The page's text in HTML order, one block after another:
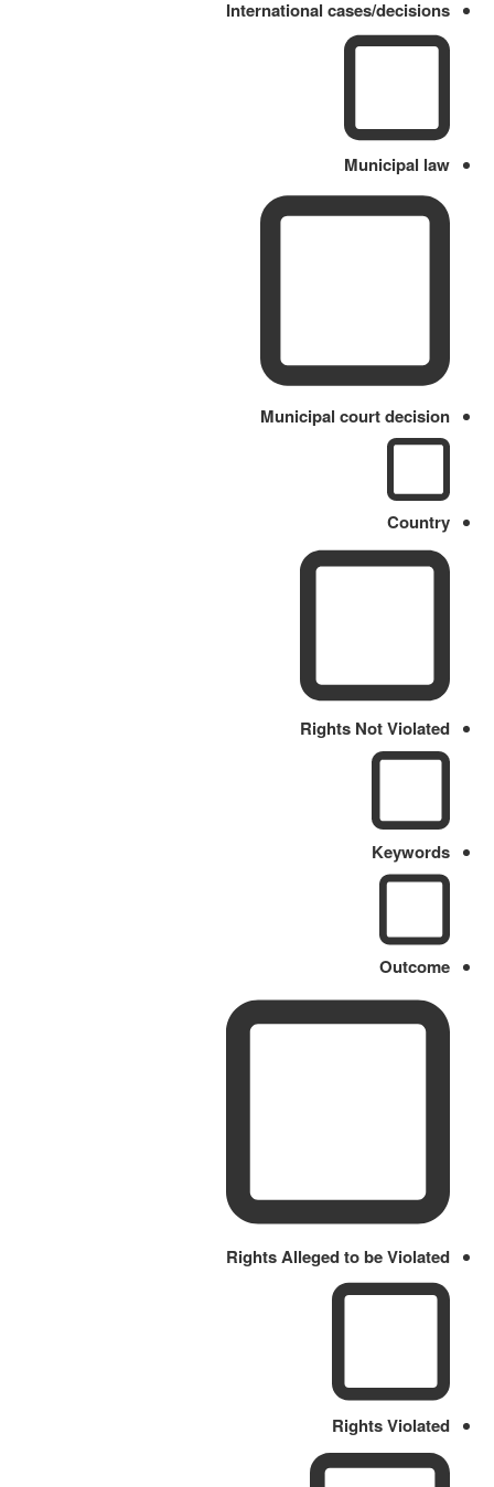
International cases/decisions
Municipal law
Municipal court decision
Country
Rights Not Violated
Keywords
Outcome
Rights Alleged to be Violated
Rights Violated